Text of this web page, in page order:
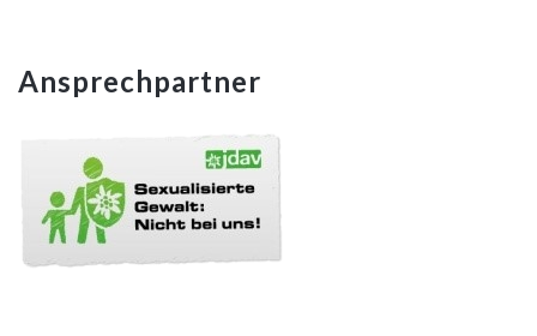
Ansprechpartner